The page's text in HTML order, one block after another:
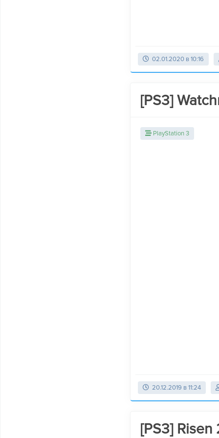
02.01.2020 в 10:16
[PS3]
PlayStation 3
20.12.2019 в 11:24
[PS3] Risen